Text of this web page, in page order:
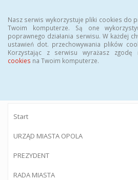
Nasz serwis wykorzystuje pliki cookies do
Twoim komputerze. Są one
poprawnego działania serwisu. W każdej
ustawień dot. przechowywania plików
Korzystając z serwisu wyrażasz zgodę
cookies na Twoim komputerze.
BIULETYN
Urzędu
Start
URZĄD MIASTA OPOLA
PREZYDENT
RADA MIASTA